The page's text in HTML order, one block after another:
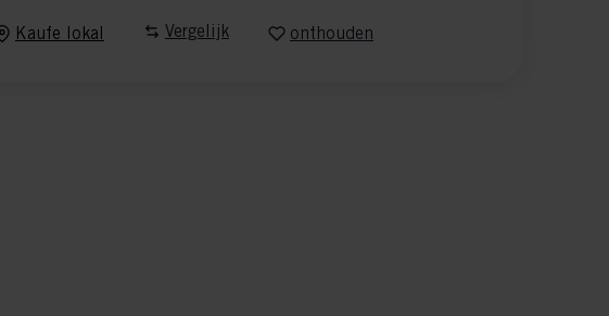
Kaufe lokal Vergelijk onthouden